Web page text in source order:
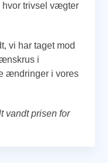
trivsel vægter
vi har taget mod
i
ændringer i vores
vandt prisen for